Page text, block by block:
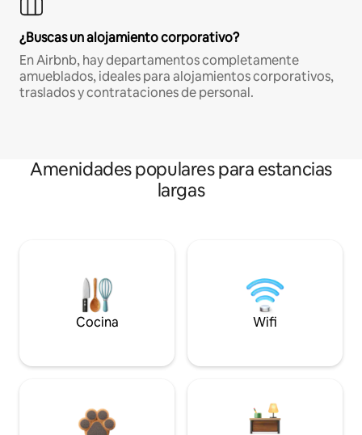
¿Buscas un alojamiento corporativo?
En Airbnb, hay departamentos completamente
amueblados, ideales para alojamientos corporativos,
traslados y contrataciones de personal.
Amenidades populares para estancias
largas
Cocina Wifi